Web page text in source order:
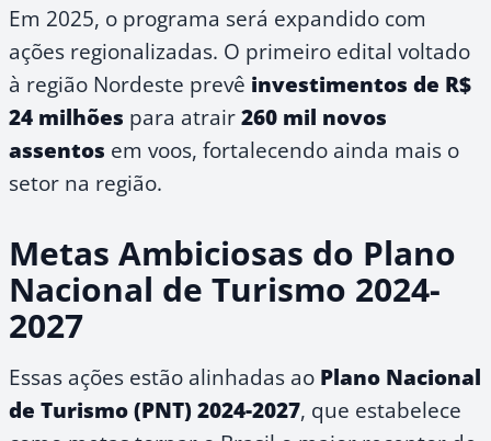
Em 2025, o programa será expandido com
ações regionalizadas. O primeiro edital voltado
à região Nordeste prevê investimentos de R$
24 milhões para atrair260 mil novos
assentos em voos, fortalecendo ainda mais o
setor na região.
Metas Ambiciosas do Plano
Nacional de Turismo 2024-
2027
Essas ações estão alinhadas ao Plano Nacional
de Turismo (PNT) 2024-2027, que estabelece